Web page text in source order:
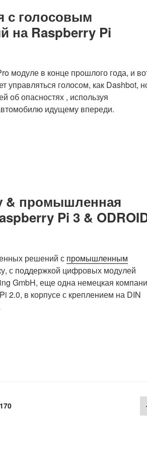
с голосовым
на Raspberry Pi
модуле в конце прошлого года, и
управляться голосом, как Dashbot,
об опасностях , используя
идущему впереди.
& промышленная
Pi 3 &
решений с промышленным
с поддержкой цифровых модулей
GmbH, еще одна немецкая
в корпусе с креплением на DIN
Страница
170